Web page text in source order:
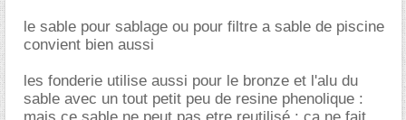
le sable pour sablage ou pour filtre a sable de piscine
convient bien aussi
les fonderie utilise aussi pour le bronze et l'alu du
sable avec un tout petit peu de resine phenolique :